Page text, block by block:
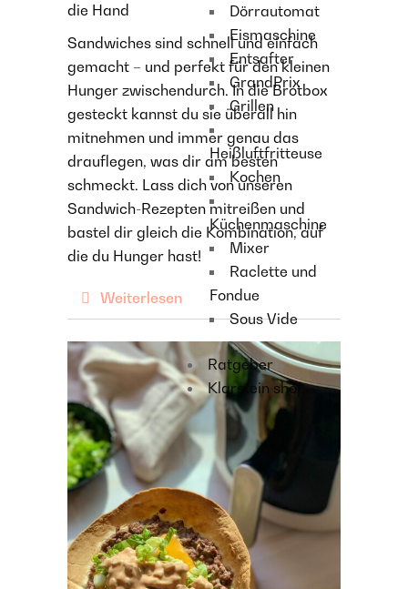
Dörrautomat
Eismaschine
Entsafter
GrandPrix
Grillen
Heißluftfritteuse
Kochen
Küchenmaschine
Mixer
Raclette und
Fondue
Sous Vide
Ratgeber
Klarstein shop
die Hand
Sandwiches sind schnell und einfach
gemacht – und perfekt für den kleinen
Hunger zwischendurch. In die Brotbox
gesteckt kannst du sie überall hin
mitnehmen und immer genau das
drauflegen, was dir am besten
schmeckt. Lass dich von unseren
Sandwich-Rezepten mitreißen und
bastel dir gleich die Kombination, auf
die du Hunger hast!
Weiterlesen